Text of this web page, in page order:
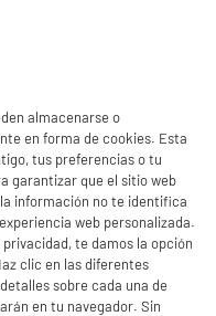
almacenarse o
en forma de cookies. Esta
tus preferencias o tu
garantizar que el sitio web
información no te identifica
web personalizada.
te damos la opción
clic en las diferentes
sobre cada una de
en tu navegador. Sin